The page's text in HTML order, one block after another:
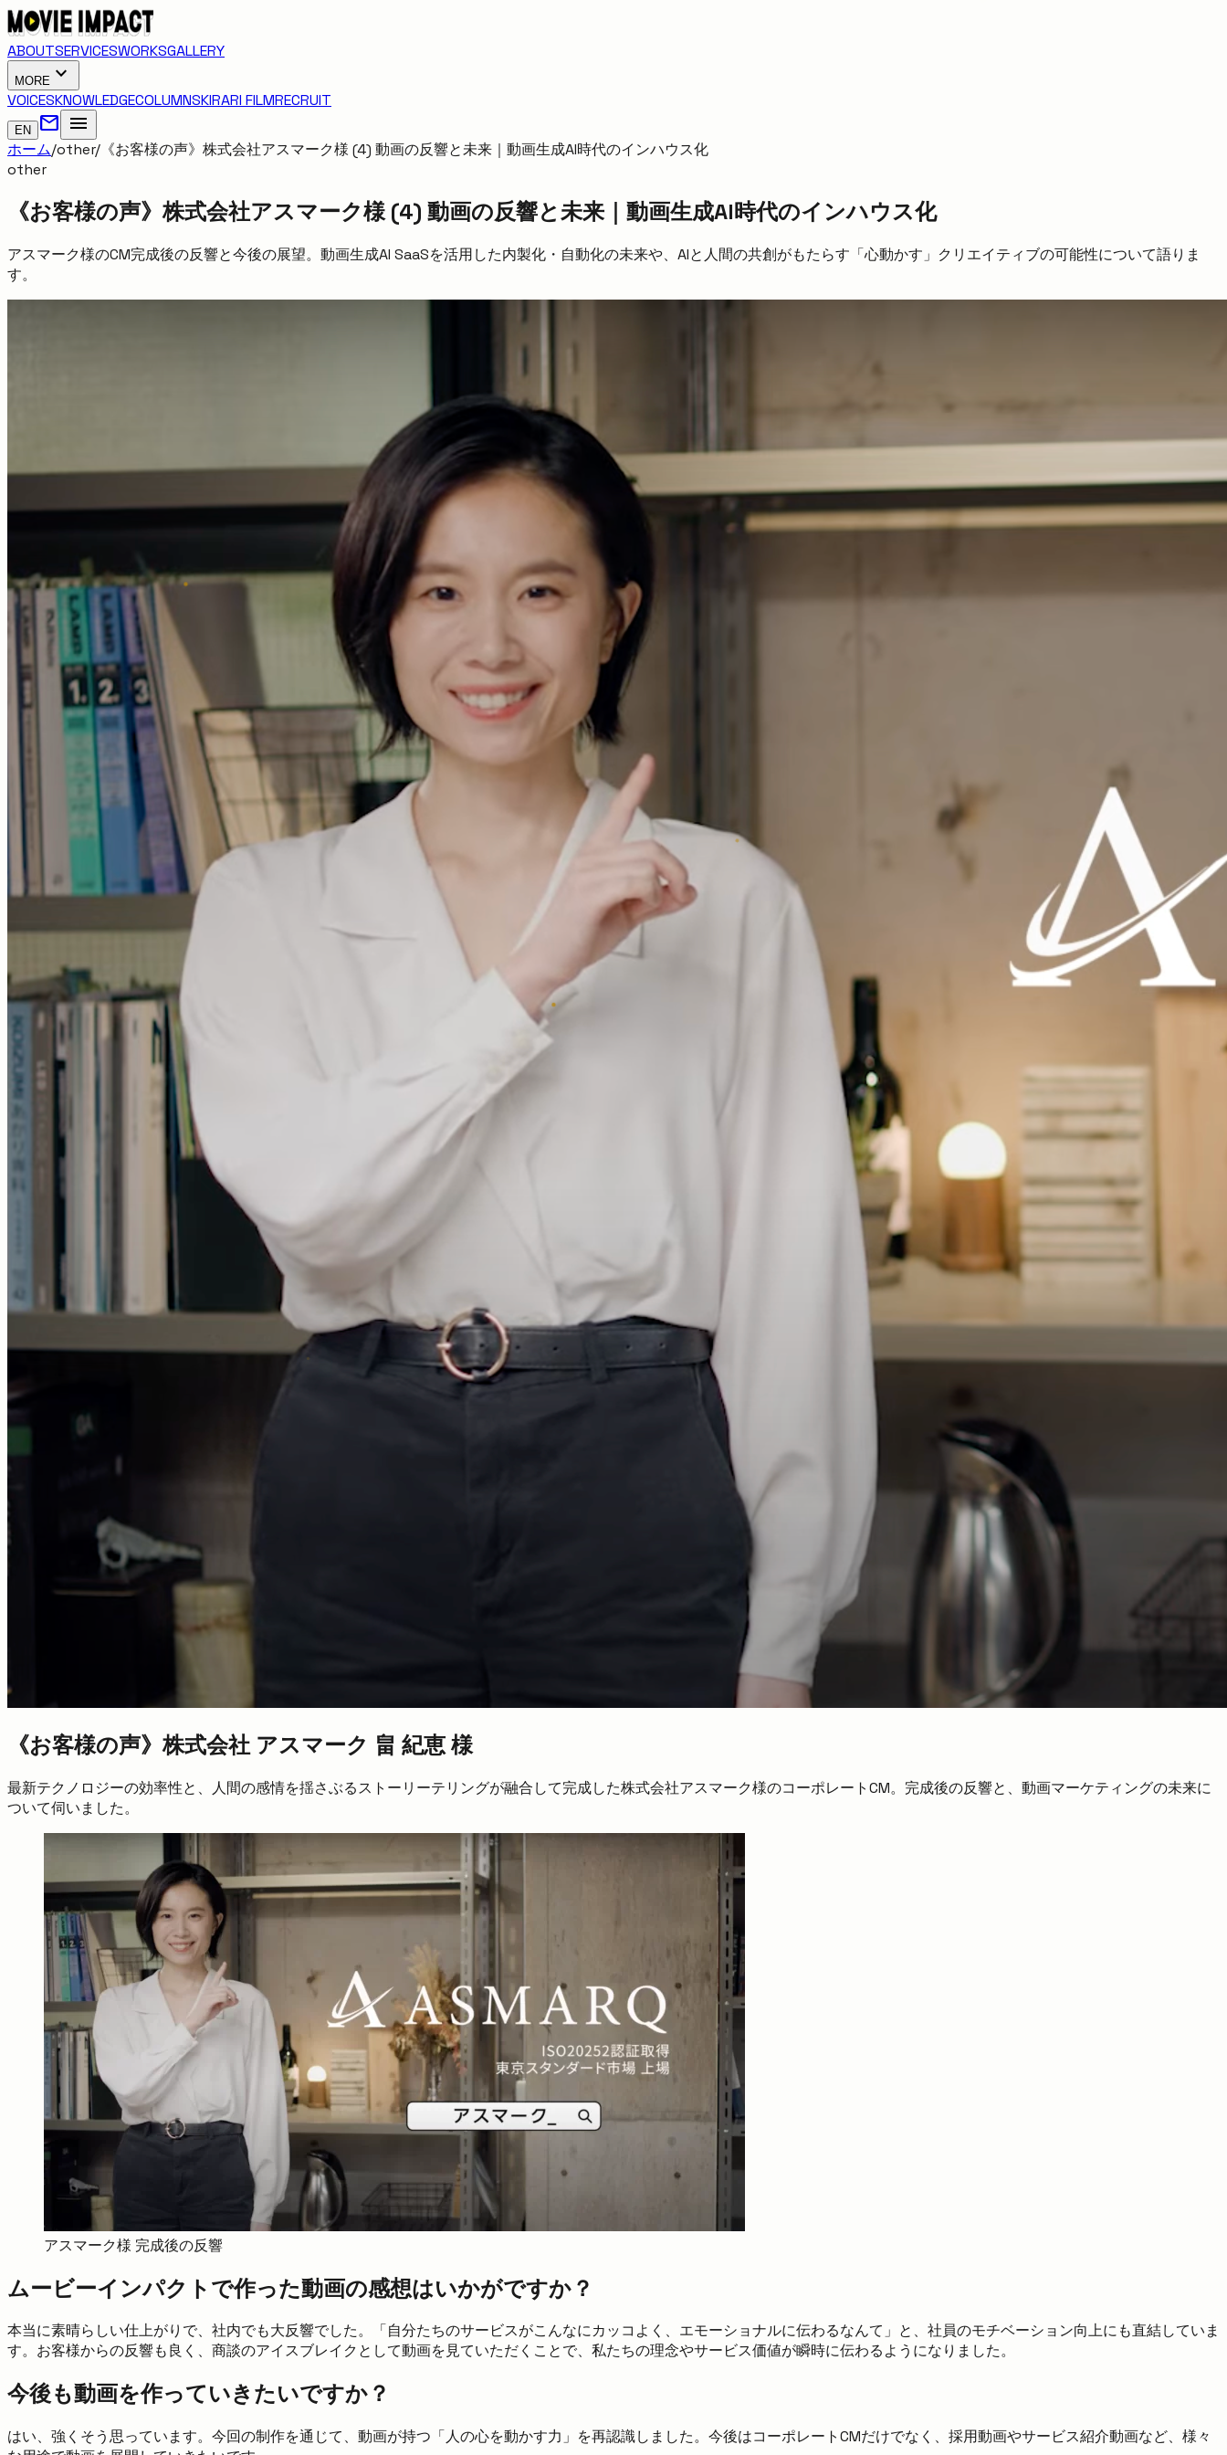
ABOUTSERVICESWORKSGALLERY
MORE expand_more
VOICESKNOWLEDGECOLUMNSKIRARI FILMRECRUIT
EN mail menu
ホーム/other/ 《お客様の声》株式会社アスマーク様 (4) 動画の反響と未来｜動画生成AI時代のインハウス化
other
《お客様の声》株式会社アスマーク様 (4) 動画の反響と未来｜動画生成AI時代のインハウス化
アスマーク様のCM完成後の反響と今後の展望。動画生成AI SaaSを活用した内製化・自動化の未来や、AIと人間の共創がもたらす「心動かす」クリエイティブの可能性について語りま
す。
《お客様の声》株式会社 アスマーク 畠 紀恵 様
最新テクノロジーの効率性と、人間の感情を揺さぶるストーリーテリングが融合して完成した株式会社アスマーク様のコーポレートCM。完成後の反響と、動画マーケティングの未来に
ついて伺いました。
アスマーク様 完成後の反響
ムービーインパクトで作った動画の感想はいかがですか？
本当に素晴らしい仕上がりで、社内でも大反響でした。「自分たちのサービスがこんなにカッコよく、エモーショナルに伝わるなんて」と、社員のモチベーション向上にも直結していま
す。お客様からの反響も良く、商談のアイスブレイクとして動画を見ていただくことで、私たちの理念やサービス価値が瞬時に伝わるようになりました。
今後も動画を作っていきたいですか？
はい、強くそう思っています。今回の制作を通じて、動画が持つ「人の心を動かす力」を再認識しました。今後はコーポレートCMだけでなく、採用動画やサービス紹介動画など、様々